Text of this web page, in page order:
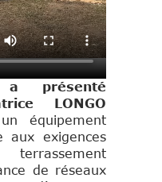
a présenté
LONGO
un équipement
aux exigences
de réseaux